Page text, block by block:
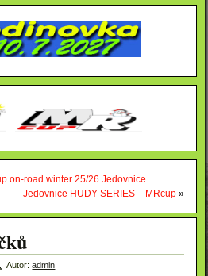
on-road winter 25/26 Jedovnice
Jedovnice HUDY SERIES – MRcup»
Autor: admin